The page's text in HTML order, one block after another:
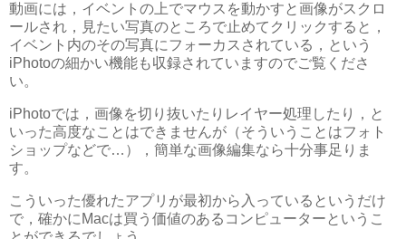
動画には，イベントの上でマウスを動かすと画像がスクロ
ールされ，見たい写真のところで止めてクリックすると，
イベント内のその写真にフォーカスされている，という
iPhotoの細かい機能も収録されていますのでご覧くださ
い。
iPhotoでは，画像を切り抜いたりレイヤー処理したり，と
いった高度なことはできませんが（そういうことはフォト
ショップなどで…），簡単な画像編集なら十分事足りま
す。
こういった優れたアプリが最初から入っているというだけ
で，確かにMacは買う価値のあるコンピューターというこ